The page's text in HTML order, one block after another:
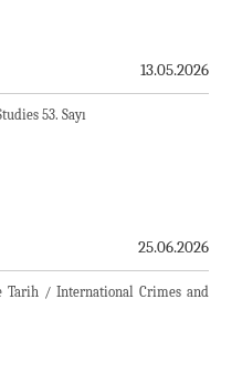
13.05.2026
53. Sayı
25.06.2026
Tarih / International Crimes and